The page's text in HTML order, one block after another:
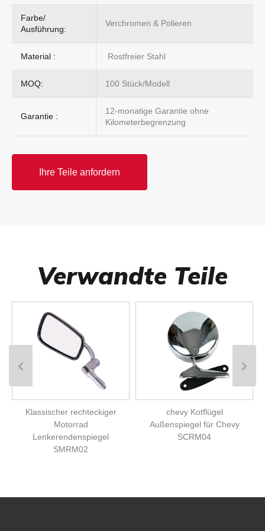
Farbe/
Ausführung:
Verchromen & Polieren
Material : Rostfreier Stahl
MOQ: 100 Stück/Modell
Garantie :
12-monatige Garantie ohne
Kilometerbegrenzung
Ihre Teile anfordern
Verwandte Teile
Klassischer rechteckiger
Motorrad
Lenkerendenspiegel
SMRM02
chevy Kotflügel
Außenspiegel für Chevy
SCRM04